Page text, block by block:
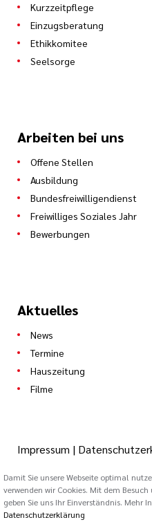
Kurzzeitpflege
Einzugsberatung
Ethikkomitee
Seelsorge
Arbeiten bei uns
Offene Stellen
Ausbildung
Bundesfreiwilligendienst
Freiwilliges Soziales Jahr
Bewerbungen
Aktuelles
News
Termine
Hauszeitung
Filme
© 2026 Caritas Trägergesellschaft
Impressum |
Damit Sie unsere Webseite optimal
verwenden wir Cookies. Mit dem Besuch
geben Sie uns Ihr Einverständnis. Mehr
Datenschutzerklärung